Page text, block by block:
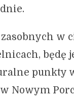
w
będę
punkty
Nowym